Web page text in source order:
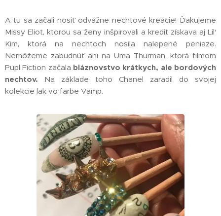
A tu sa začali nosiť odvážne nechtové kreácie! Ďakujeme
Missy Eliot, ktorou sa ženy inšpirovali a kredit získava aj Lil'
Kim, ktorá na nechtoch nosila nalepené peniaze.
Nemôžeme zabudnúť ani na Uma Thurman, ktorá filmom
Pupl Fiction začala bláznovstvo krátkych, ale bordových
nechtov. Na základe toho Chanel zaradil do svojej
kolekcie lak vo farbe Vamp.